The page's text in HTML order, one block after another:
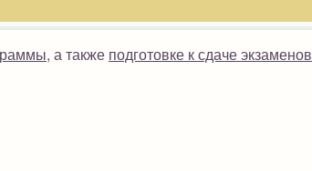
, а также подготовке к сдаче экзаменов